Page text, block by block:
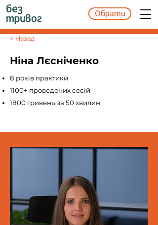
Обрати
< Назад
Ніна Лєсніченко
8 років практики
1100+ проведених сесій
1800 гривень за 50 хвилин